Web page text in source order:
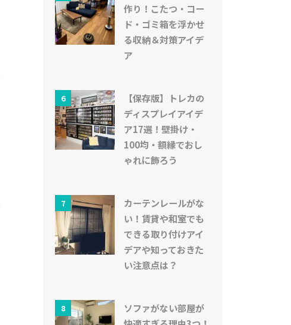
作り！こたつ・コー
ド・ゴミ箱を浮かせ
る収納＆対策アイデ
ア
6
【保存版】トレカの
ディスプレイアイデ
ア17選！壁掛け・
100均・額縁でおし
ゃれに飾ろう
7
カーテンレールがな
い！賃貸や和室でも
できる取り付けアイ
デアや知っておきた
い注意点は？
8
ソファがない部屋が